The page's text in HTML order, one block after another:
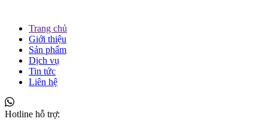
Trang chủ
Giới thiệu
Sản phẩm
Dịch vụ
Tin tức
Liên hệ
Hotline hỗ trợ: